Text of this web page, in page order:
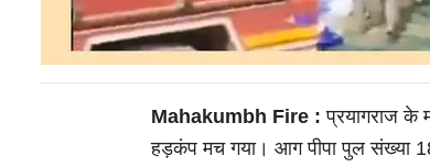
Mahakumbh Fire :प्रयागराज के
हड़कंप मच गया। आग पीपा पुल संख्या 18